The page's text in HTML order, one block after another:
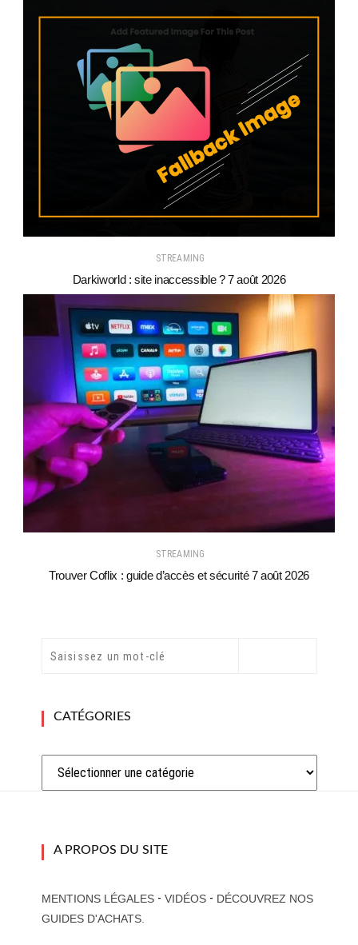
STREAMING
Darkiworld : site inaccessible ? 7 août 2026
STREAMING
Trouver Coflix : guide d’accès et sécurité 7 août 2026
CATÉGORIES
A PROPOS DU SITE
MENTIONS LÉGALES- VIDÉOS- DÉCOUVREZ NOS
GUIDES D'ACHATS.